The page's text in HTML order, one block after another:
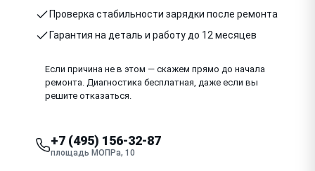
Проверка стабильности зарядки после ремонта
Гарантия на деталь и работу до 12 месяцев
Если причина не в этом — скажем прямо до начала
ремонта. Диагностика бесплатная, даже если вы
решите отказаться.
+7 (495) 156-32-87
площадь МОПРа, 10